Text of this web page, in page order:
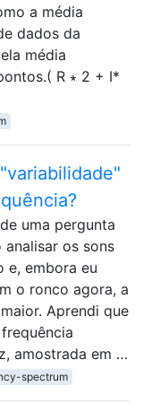
a média
dados da
média
R ∗ 2 + I*
uma pergunta
os sons
e, embora eu
o ronco agora, a
Aprendi que
amostrada em …
spectrum